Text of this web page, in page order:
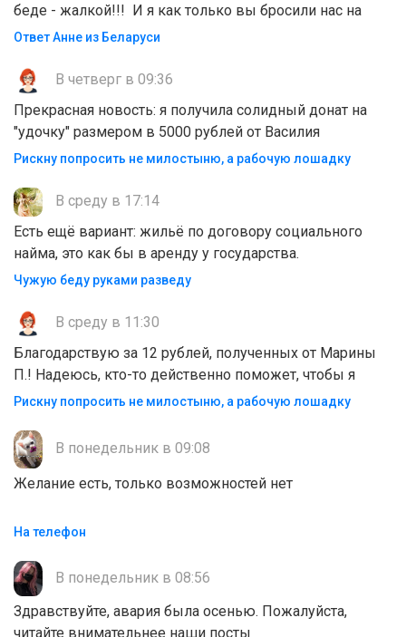
беде - жалкой!!! И я как только вы бросили нас на
Ответ Анне из Беларуси
В четверг в 09:36
Прекрасная новость: я получила солидный донат на
"удочку" размером в 5000 рублей от Василия
Рискну попросить не милостыню, а рабочую лошадку
В среду в 17:14
Есть ещё вариант: жильё по договору социального
найма, это как бы в аренду у государства.
Чужую беду руками разведу
В среду в 11:30
Благодарствую за 12 рублей, полученных от Марины
П.! Надеюсь, кто-то действенно поможет, чтобы я
Рискну попросить не милостыню, а рабочую лошадку
В понедельник в 09:08
Желание есть, только возможностей нет
На телефон
В понедельник в 08:56
Здравствуйте, авария была осенью. Пожалуйста,
читайте внимательнее наши посты